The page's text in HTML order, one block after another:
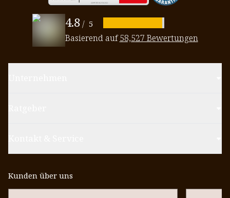
4.8 / 5
Basierend auf58,527 Bewertungen
Kunden über uns